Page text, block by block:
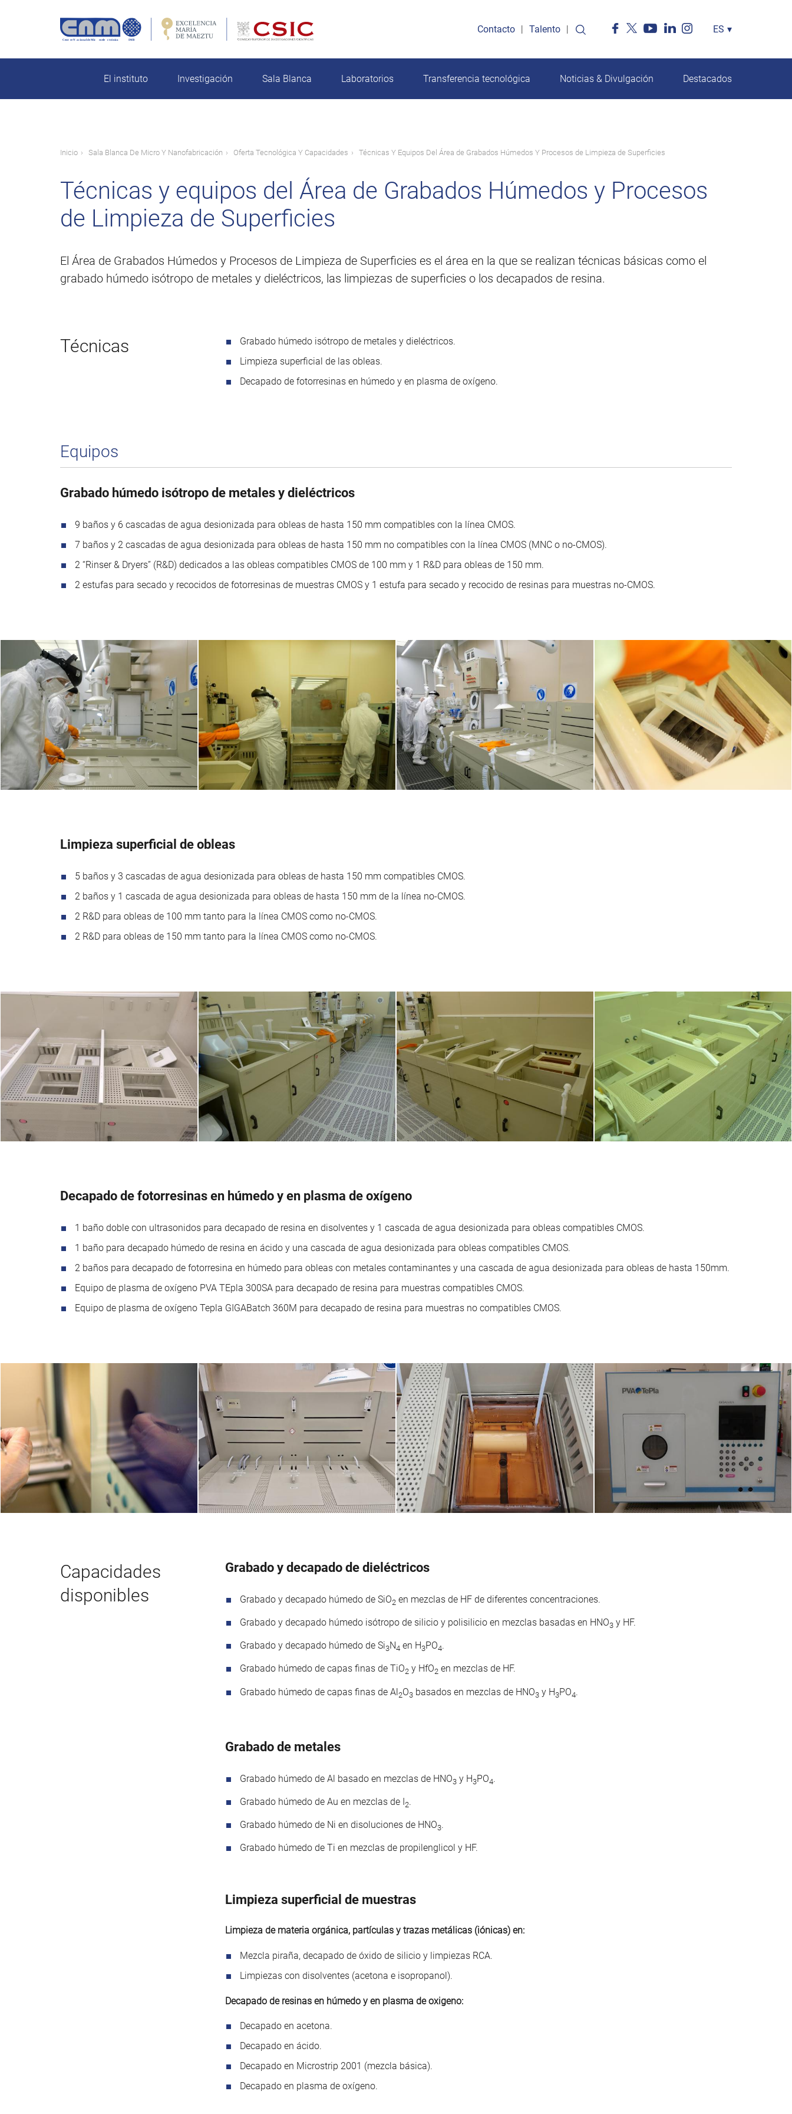
Contacto Talento
Select
ES ▾
El instituto Investigación Sala Blanca Laboratorios Transferencia tecnológica Noticias & Divulgación Destacados
Ruta
navegación
Inicio Sala Blanca De Micro Y Nanofabricación Oferta Tecnológica Y Capacidades Técnicas Y Equipos Del Área de Grabados Húmedos Y Procesos de Limpieza de Superficies
Técnicas y equipos del Área de Grabados Húmedos y Procesos
de Limpieza de Superficies
El Área de Grabados Húmedos y Procesos de Limpieza de Superficies es el área en la que se realizan técnicas básicas como el
grabado húmedo isótropo de metales y dieléctricos, las limpiezas de superficies o los decapados de resina.
Técnicas
Grabado húmedo isótropo de metales y dieléctricos.
Limpieza superficial de las obleas.
Decapado de fotorresinas en húmedo y en plasma de oxígeno.
Equipos
Grabado húmedo isótropo de metales y dieléctricos
9 baños y 6 cascadas de agua desionizada para obleas de hasta 150 mm compatibles con la línea CMOS.
7 baños y 2 cascadas de agua desionizada para obleas de hasta 150 mm no compatibles con la línea CMOS (MNC o no-CMOS).
2 “Rinser & Dryers” (R&D) dedicados a las obleas compatibles CMOS de 100 mm y 1 R&D para obleas de 150 mm.
2 estufas para secado y recocidos de fotorresinas de muestras CMOS y 1 estufa para secado y recocido de resinas para muestras no-CMOS.
Limpieza superficial de obleas
5 baños y 3 cascadas de agua desionizada para obleas de hasta 150 mm compatibles CMOS.
2 baños y 1 cascada de agua desionizada para obleas de hasta 150 mm de la línea no-CMOS.
2 R&D para obleas de 100 mm tanto para la línea CMOS como no-CMOS.
2 R&D para obleas de 150 mm tanto para la línea CMOS como no-CMOS.
Decapado de fotorresinas en húmedo y en plasma de oxígeno
1 baño doble con ultrasonidos para decapado de resina en disolventes y 1 cascada de agua desionizada para obleas compatibles CMOS.
1 baño para decapado húmedo de resina en ácido y una cascada de agua desionizada para obleas compatibles CMOS.
2 baños para decapado de fotorresina en húmedo para obleas con metales contaminantes y una cascada de agua desionizada para obleas de hasta 150mm.
Equipo de plasma de oxígeno PVA TEpla 300SA para decapado de resina para muestras compatibles CMOS.
Equipo de plasma de oxígeno Tepla GIGABatch 360M para decapado de resina para muestras no compatibles CMOS.
Capacidades
disponibles
Grabado y decapado de dieléctricos
Grabado y decapado húmedo de SiO2 en mezclas de HF de diferentes concentraciones.
Grabado y decapado húmedo isótropo de silicio y polisilicio en mezclas basadas en HNO3 y HF.
Grabado y decapado húmedo de Si3N4 en H3PO4.
Grabado húmedo de capas finas de TiO2 y HfO2 en mezclas de HF.
Grabado húmedo de capas finas de Al2O3 basados en mezclas de HNO3 y H3PO4.
Grabado de metales
Grabado húmedo de Al basado en mezclas de HNO3 y H3PO4.
Grabado húmedo de Au en mezclas de I2.
Grabado húmedo de Ni en disoluciones de HNO3.
Grabado húmedo de Ti en mezclas de propilenglicol y HF.
Limpieza superficial de muestras
Limpieza de materia orgánica, partículas y trazas metálicas (iónicas) en:
Mezcla piraña, decapado de óxido de silicio y limpiezas RCA.
Limpiezas con disolventes (acetona e isopropanol).
Decapado de resinas en húmedo y en plasma de oxigeno:
Decapado en acetona.
Decapado en ácido.
Decapado en Microstrip 2001 (mezcla básica).
Decapado en plasma de oxígeno.